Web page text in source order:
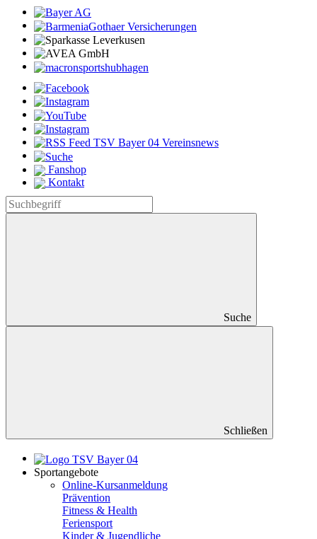
Fanshop
Kontakt
Suche
Schließen
Sportangebote
Online-Kursanmeldung
Prävention
Fitness & Health
Feriensport
Kinder & Jugendliche